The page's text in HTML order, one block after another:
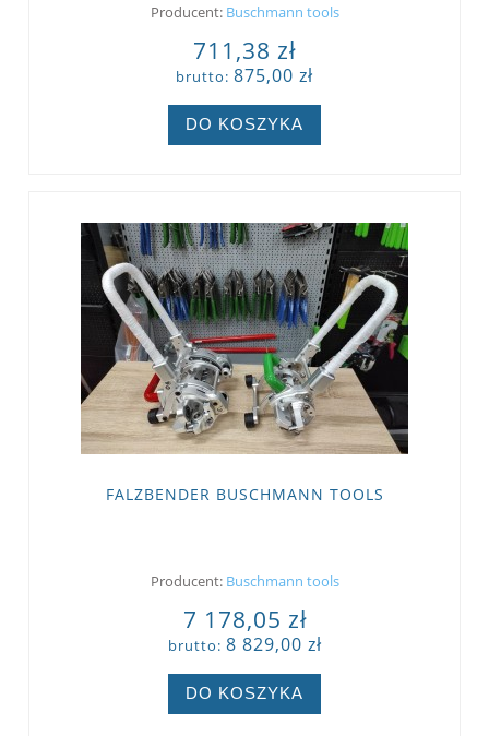
Producent: Buschmann tools
711,38 zł
brutto: 875,00 zł
DO KOSZYKA
FALZBENDER BUSCHMANN TOOLS
Producent: Buschmann tools
7 178,05 zł
brutto: 8 829,00 zł
DO KOSZYKA